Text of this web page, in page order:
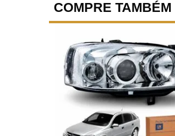
COMPRE TAMBÉM